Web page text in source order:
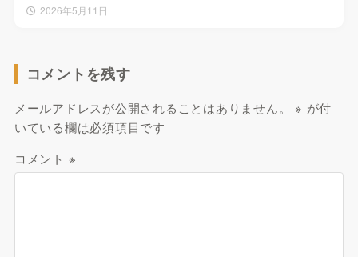
2026年5月11日
コメントを残す
メールアドレスが公開されることはありません。 ※ が付
いている欄は必須項目です
コメント ※